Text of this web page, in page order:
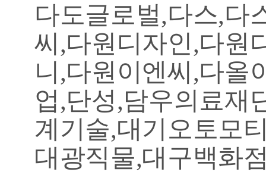
다도글로벌,다스,다
씨,다원디자인,다원
니,다원이엔씨,다올
업,단성,담우의료재
계기술,대기오토모
대광직물,대구백화